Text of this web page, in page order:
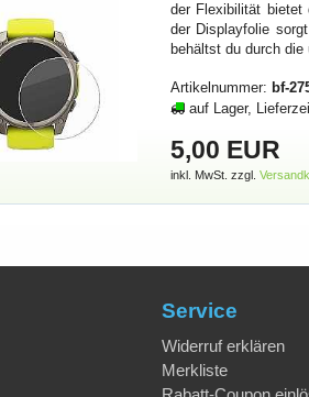
der Flexibilität bietet
der Displayfolie
behältst du durch
Artikelnummer: bf-
auf Lager,
5,00 EUR
inkl. MwSt. zzgl.
Service
Widerruf erklären
Merkliste